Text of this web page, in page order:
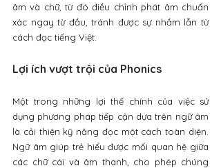
âm và chữ, từ đó điều chỉnh phát âm chuẩn
xác ngay từ đầu, tránh được sự nhầm lẫn từ
cách đọc tiếng Việt.
Lợi ích vượt trội của Phonics
Một trong những lợi thế chính của việc sử
dụng phương pháp tiếp cận dựa trên ngữ âm
là cải thiện kỹ năng đọc một cách toàn diện.
Ngữ âm giúp trẻ hiểu được mối quan hệ giữa
các chữ cái và âm thanh, cho phép chúng